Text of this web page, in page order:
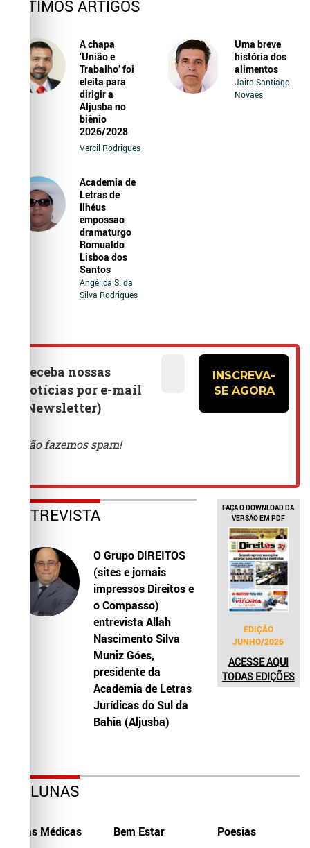
ÚLTIMOS ARTIGOS
A chapa
‘União e
Trabalho’ foi
eleita para
dirigir a
Aljusba no
biênio
2026/2028
Vercil Rodrigues
Uma breve
história dos
alimentos
Jairo Santiago
Novaes
Academia de
Letras de
Ilhéus
empossao
dramaturgo
Romualdo
Lisboa dos
Santos
Angélica S. da
Silva Rodrigues
ENTREVISTA
O Grupo DIREITOS
(sites e jornais
impressos Direitos e
o Compasso)
entrevista Allah
Nascimento Silva
Muniz Góes,
presidente da
Academia de Letras
Jurídicas do Sul da
Bahia (Aljusba)
FAÇA O DOWNLOAD DA
VERSÃO EM PDF
EDIÇÃO
JUNHO/2026
ACESSE AQUI
TODAS EDIÇÕES
COLUNAS
Dicas Médicas Bem Estar Poesias